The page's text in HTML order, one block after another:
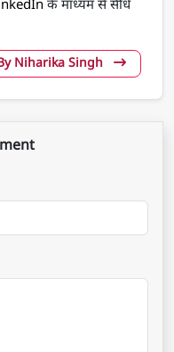
के माध्यम से सीधे
Niharika Singh